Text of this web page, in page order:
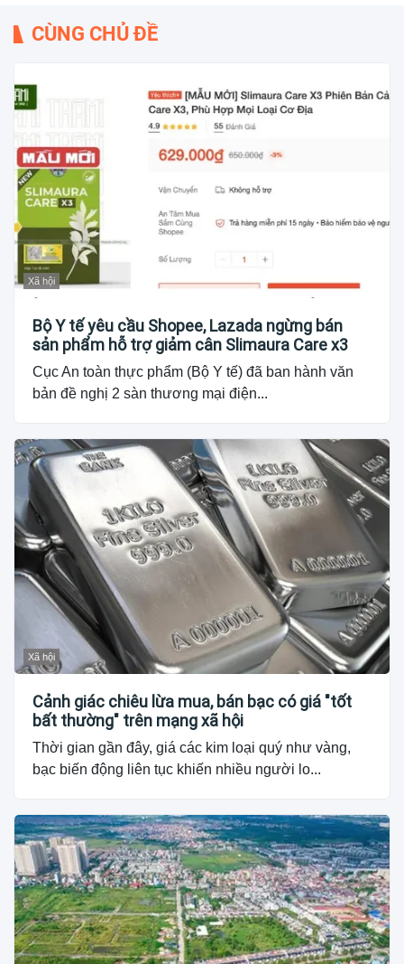
CÙNG CHỦ ĐỀ
Xã hội
Bộ Y tế yêu cầu Shopee, Lazada ngừng bán
sản phẩm hỗ trợ giảm cân Slimaura Care x3
Cục An toàn thực phẩm (Bộ Y tế) đã ban hành văn
bản đề nghị 2 sàn thương mại điện...
Xã hội
Cảnh giác chiêu lừa mua, bán bạc có giá "tốt
bất thường" trên mạng xã hội
Thời gian gần đây, giá các kim loại quý như vàng,
bạc biến động liên tục khiến nhiều người lo...